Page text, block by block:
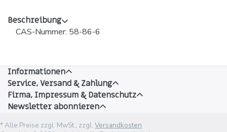
Beschreibung
CAS-Nummer: 58-86-6
Informationen
Service, Versand & Zahlung
Firma, Impressum & Datenschutz
Newsletter abonnieren
* Alle Preise zzgl. MwSt., zzgl. Versandkosten